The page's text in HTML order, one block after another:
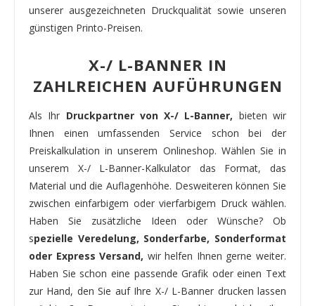
unserer ausgezeichneten Druckqualität sowie unseren
günstigen Printo-Preisen.
X-/ L-BANNER IN
ZAHLREICHEN AUFÜHRUNGEN
Als Ihr Druckpartner von X-/ L-Banner, bieten wir
Ihnen einen umfassenden Service schon bei der
Preiskalkulation in unserem Onlineshop. Wählen Sie in
unserem X-/ L-Banner-Kalkulator das Format, das
Material und die Auflagenhöhe. Desweiteren können Sie
zwischen einfarbigem oder vierfarbigem Druck wählen.
Haben Sie zusätzliche Ideen oder Wünsche? Ob
spezielle Veredelung, Sonderfarbe, Sonderformat
oder Express Versand, wir helfen Ihnen gerne weiter.
Haben Sie schon eine passende Grafik oder einen Text
zur Hand, den Sie auf Ihre X-/ L-Banner drucken lassen